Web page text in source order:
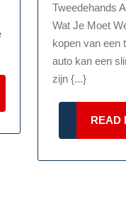
Tweedehands
Wat Je Moet
kopen van een
auto kan een
zijn {...}
READ